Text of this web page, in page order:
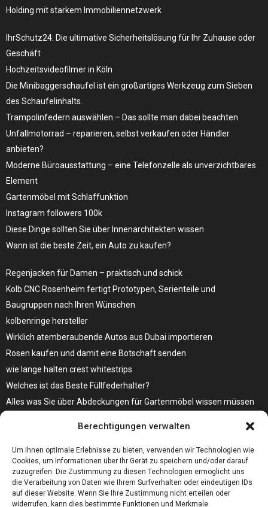
Berechtigungen verwalten
Um Ihnen optimale Erlebnisse zu bieten, verwenden wir Technologien wie
Cookies, um Informationen über Ihr Gerät zu speichern und/oder darauf
zuzugreifen. Die Zustimmung zu diesen Technologien ermöglicht uns
die Verarbeitung von Daten wie Ihrem Surfverhalten oder eindeutigen IDs
auf dieser Website. Wenn Sie Ihre Zustimmung nicht erteilen oder
widerrufen, kann dies bestimmte Funktionen und Merkmale
Holding mit starkem Immobiliennetzwerk
IhrSchutz24: Die ultimative Sicherheitslösung für Ihr Zuhause oder
Geschäft
Hochzeitsvideofilmer in Köln
Die Minibaggerschaufel ist ein großartiges Werkzeug zum Sieben
des Schaufelinhalts.
Trampolinfedern auswählen – Das sollte man dabei beachten
Unfallmotorrad – reparieren, selbst verkaufen oder Händler
anbieten?
Moderne Büroausstattung – eine Telefonzelle als unverzichtbares
Element
Gartenmöbel mit Schlaffunktion
Instagram followers 100k
Diese Dinge sollten Sie über Innenarchitekten wissen
Wann ist die beste Zeit, ein Auto zu kaufen?
Regenjacken für Damen – praktisch und schick
Kolb CNC Rosenheim fertigt Prototypen, Serienteile und
Baugruppen nach Ihren Wünschen
kolbenringe hersteller
Wirklich atemberaubende Autos aus Dubai importieren
Rosen kaufen und damit eine Botschaft senden
wie lange halten crest whitestrips
Welches ist das Beste Füllfederhalter?
Alles was Sie über Abdeckungen für Gartenmöbel wissen müssen
Bare Metal Server?